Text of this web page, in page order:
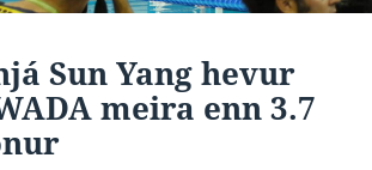
Sun Yang hevur
meira enn 3.7